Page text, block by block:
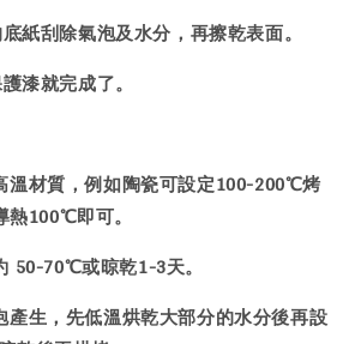
紙刮除氣泡及水分，再擦乾表面。
漆就完成了。
溫材質，例如陶瓷可設定100-200℃烤
100℃即可。
50-70℃或晾乾1-3天。
產生，先低溫烘乾大部分的水分後再設